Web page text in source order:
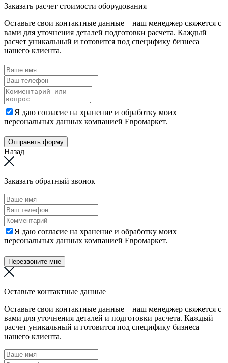
Заказать расчет стоимости оборудования
Оставьте свои контактные данные – наш менеджер свяжется с
вами для уточнения деталей подготовки расчета. Каждый
расчет уникальный и готовится под специфику бизнеса
нашего клиента.
Я даю согласие на хранение и обработку моих
персональных данных компанией Евромаркет.
Отправить форму
Назад
Заказать обратный звонок
Я даю согласие на хранение и обработку моих
персональных данных компанией Евромаркет.
Перезвоните мне
Оставьте контактные данные
Оставьте свои контактные данные – наш менеджер свяжется с
вами для уточнения деталей и подготовки расчета. Каждый
расчет уникальный и готовится под специфику бизнеса
нашего клиента.